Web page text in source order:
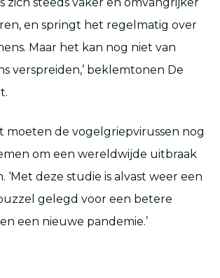
en springt het regelmatig over
Maar het kan nog niet van
verspreiden,’ beklemtonen De
moeten de vogelgriepvirussen nog
om een wereldwijde uitbraak
‘Met deze studie is alvast weer een
gelegd voor een betere
een nieuwe pandemie.’